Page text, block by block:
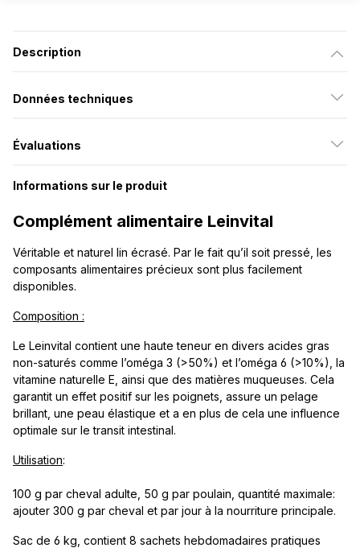
Description
Données techniques
Évaluations
Informations sur le produit
Complément alimentaire Leinvital
Véritable et naturel lin écrasé. Par le fait qu’il soit pressé, les
composants alimentaires précieux sont plus facilement
disponibles.
Composition :
Le Leinvital contient une haute teneur en divers acides gras
non-saturés comme l’oméga 3 (>50%) et l’oméga 6 (>10%), la
vitamine naturelle E, ainsi que des matières muqueuses. Cela
garantit un effet positif sur les poignets, assure un pelage
brillant, une peau élastique et a en plus de cela une influence
optimale sur le transit intestinal.
Utilisation:
100 g par cheval adulte, 50 g par poulain, quantité maximale:
ajouter 300 g par cheval et par jour à la nourriture principale.
Sac de 6 kg, contient 8 sachets hebdomadaires pratiques